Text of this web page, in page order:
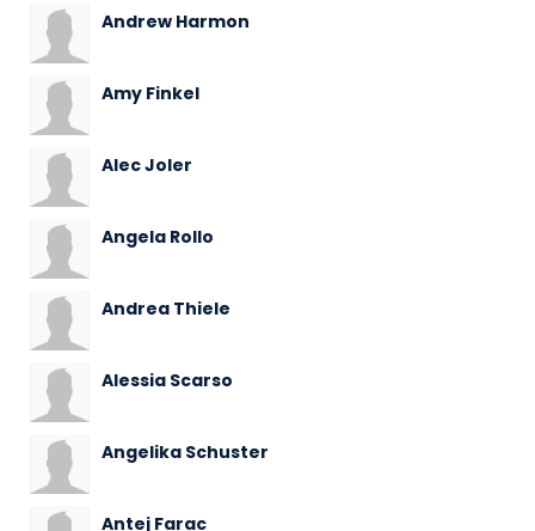
Andrew Harmon
Amy Finkel
Alec Joler
Angela Rollo
Andrea Thiele
Alessia Scarso
Angelika Schuster
Antej Farac